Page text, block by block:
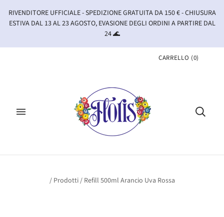
RIVENDITORE UFFICIALE - SPEDIZIONE GRATUITA DA 150 € - CHIUSURA
ESTIVA DAL 13 AL 23 AGOSTO, EVASIONE DEGLI ORDINI A PARTIRE DAL
24 🌊
CARRELLO (0)
/ Prodotti/ Refill 500ml Arancio Uva Rossa